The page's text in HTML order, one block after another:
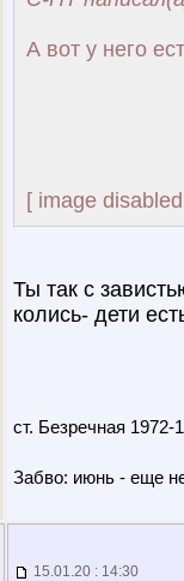
А вот у него
[ image
Ты так с
колись- дети
ст. Безречная
Забво: июнь - еще
15.01.20 : 14:30